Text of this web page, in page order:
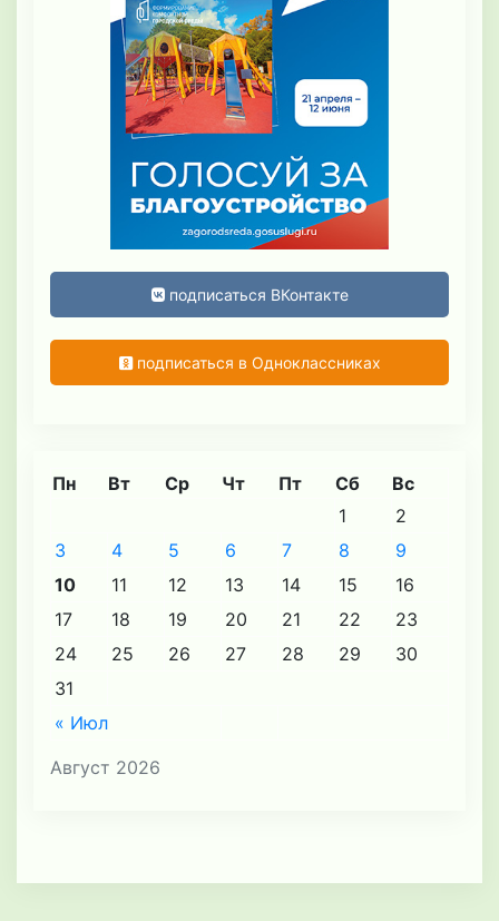
подписаться ВКонтакте
подписаться в Одноклассниках
Август 2026
Пн Вт Ср Чт Пт Сб Вс
« Июл
1
2
3
4 5 6 7 8
9
10
11 12 13 14 15
16
17
18 19 20 21 22
23
24
25 26 27 28 29
30
31